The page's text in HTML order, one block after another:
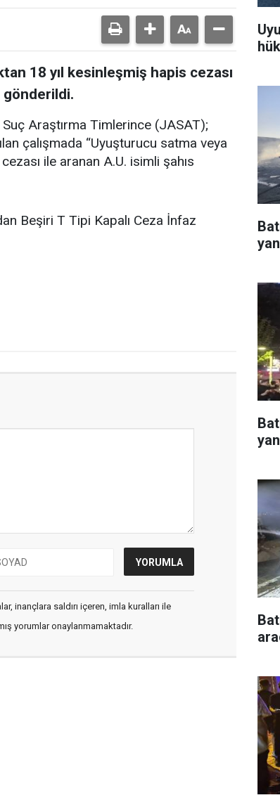
18 yıl kesinleşmiş hapis cezası
gönderildi.
Araştırma Timlerince (JASAT);
çalışmada “Uyuşturucu satma veya
ile aranan A.U. isimli şahıs
Beşiri T Tipi Kapalı Ceza İnfaz
inançlara saldırı içeren, imla kuralları ile
yorumlar onaylanmamaktadır.